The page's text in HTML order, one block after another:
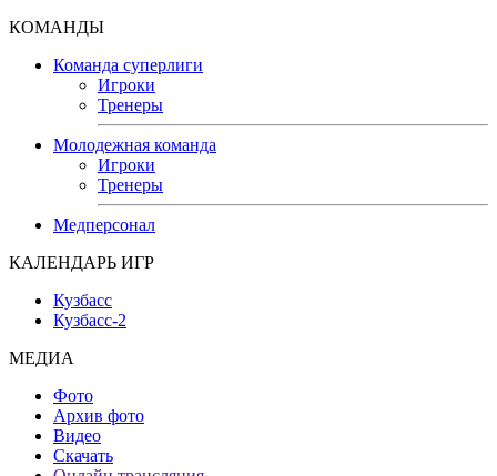
КОМАНДЫ
Команда суперлиги
Игроки
Тренеры
Молодежная команда
Игроки
Тренеры
Медперсонал
КАЛЕНДАРЬ ИГР
Кузбасс
Кузбасс-2
МЕДИА
Фото
Архив фото
Видео
Скачать